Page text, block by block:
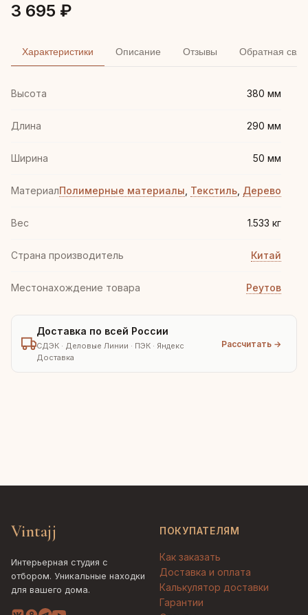
3 695 ₽
Характеристики Описание Отзывы Обратная
Высота 380 мм
Длина 290 мм
Ширина 50 мм
МатериалПолимерные материалы Текстиль Дерево
Вес 1.533 кг
Страна производитель Китай
Местонахождение товара Реутов
Доставка по всей России
СДЭК · Деловые Линии · ПЭК · Яндекс
Доставка
Рассчитать →
Vintajj
Интерьерная студия с
отбором. Уникальные находки
для вашего дома.
ПОКУПАТЕЛЯМ
Как заказать
Доставка и оплата
Калькулятор доставки
Гарантии